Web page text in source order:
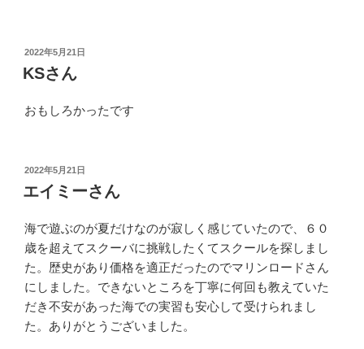
投
稿
日:
2022年5月21日
KSさん
おもしろかったです
投
稿
日:
2022年5月21日
エイミーさん
海で遊ぶのが夏だけなのが寂しく感じていたので、６０
歳を超えてスクーバに挑戦したくてスクールを探しまし
た。歴史があり価格を適正だったのでマリンロードさん
にしました。できないところを丁寧に何回も教えていた
だき不安があった海での実習も安心して受けられまし
た。ありがとうございました。